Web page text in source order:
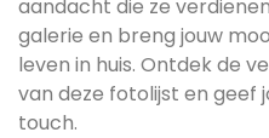
aandacht die ze
galerie en breng jouw
leven in huis. Ontdek de
van deze fotolijst en geef
touch.